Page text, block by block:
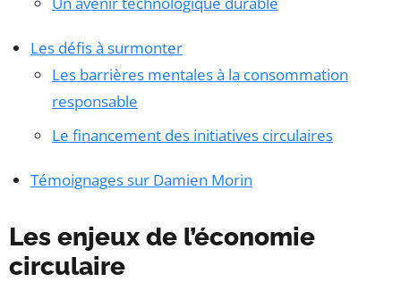
Les défis à surmonter
Les barrières mentales à la consommation
responsable
Le financement des initiatives circulaires
Témoignages sur Damien Morin
Les enjeux de l’économie
circulaire